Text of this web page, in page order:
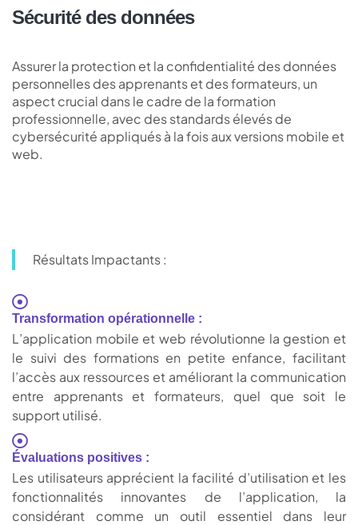
Sécurité des données
Assurer la protection et la confidentialité des données
personnelles des apprenants et des formateurs, un
aspect crucial dans le cadre de la formation
professionnelle, avec des standards élevés de
cybersécurité appliqués à la fois aux versions mobile et
web.
Résultats Impactants :
Transformation opérationnelle :
L’application mobile et web révolutionne la gestion et
le suivi des formations en petite enfance, facilitant
l’accès aux ressources et améliorant la communication
entre apprenants et formateurs, quel que soit le
support utilisé.
Évaluations positives :
Les utilisateurs apprécient la facilité d’utilisation et les
fonctionnalités innovantes de l’application, la
considérant comme un outil essentiel dans leur